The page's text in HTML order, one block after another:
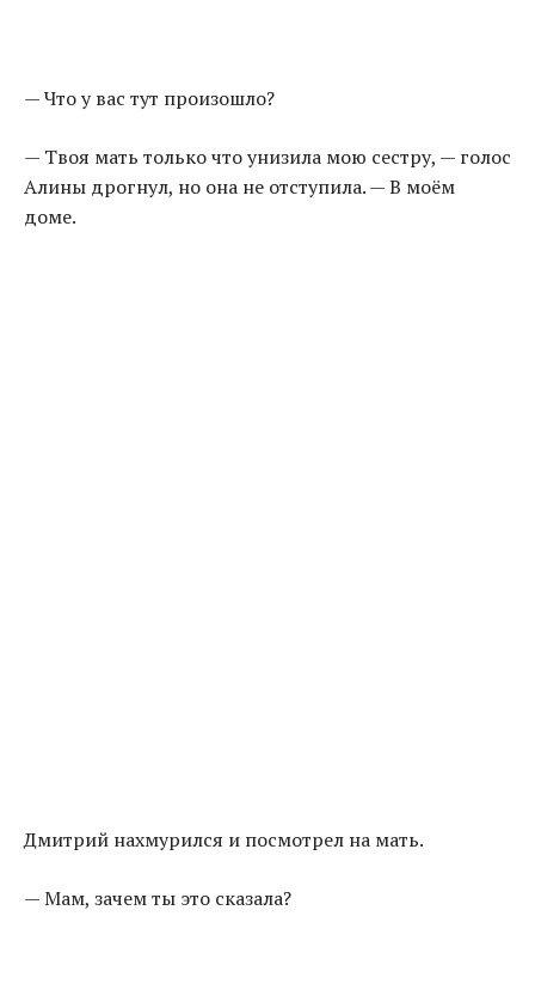
— Что у вас тут произошло?
— Твоя мать только что унизила мою сестру, — голос
Алины дрогнул, но она не отступила. — В моём
доме.
Дмитрий нахмурился и посмотрел на мать.
— Мам, зачем ты это сказала?